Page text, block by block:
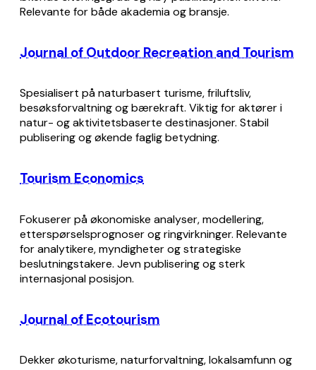
Relevante for både akademia og bransje.
Journal of Outdoor Recreation and Tourism
Spesialisert på naturbasert turisme, friluftsliv,
besøksforvaltning og bærekraft. Viktig for aktører i
natur- og aktivitetsbaserte destinasjoner. Stabil
publisering og økende faglig betydning.
Tourism Economics
Fokuserer på økonomiske analyser, modellering,
etterspørselsprognoser og ringvirkninger. Relevante
for analytikere, myndigheter og strategiske
beslutningstakere. Jevn publisering og sterk
internasjonal posisjon.
Journal of Ecotourism
Dekker økoturisme, naturforvaltning, lokalsamfunn og